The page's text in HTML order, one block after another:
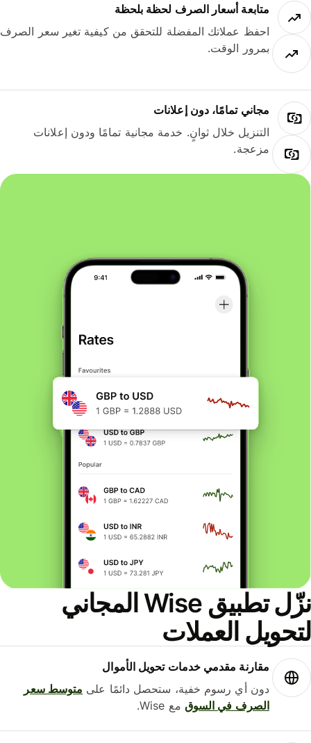
متابعة أسعار الصرف لحظة بلحظة
احفظ عملاتك المفضلة للتحقق من كيفية تغير سعر الصرف
بمرور الوقت.
مجاني تمامًا، دون إعلانات
التنزيل خلال ثوانٍ. خدمة مجانية تمامًا ودون إعلانات
مزعجة.
نزّل تطبيق Wise المجاني
العملات
مقارنة مقدمي خدمات تحويل الأموال
دون أي رسوم خفية، ستحصل دائمًا علىمتوسط ​​سعر
الصرف في السوقمع Wise.